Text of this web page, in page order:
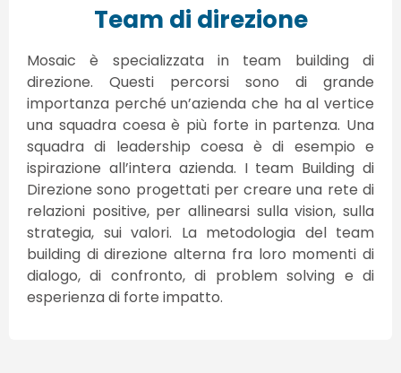
Team di direzione
Mosaic è specializzata in team building di
direzione. Questi percorsi sono di grande
importanza perché un’azienda che ha al vertice
una squadra coesa è più forte in partenza. Una
squadra di leadership coesa è di esempio e
ispirazione all’intera azienda. I team Building di
Direzione sono progettati per creare una rete di
relazioni positive, per allinearsi sulla vision, sulla
strategia, sui valori. La metodologia del team
building di direzione alterna fra loro momenti di
dialogo, di confronto, di problem solving e di
esperienza di forte impatto.